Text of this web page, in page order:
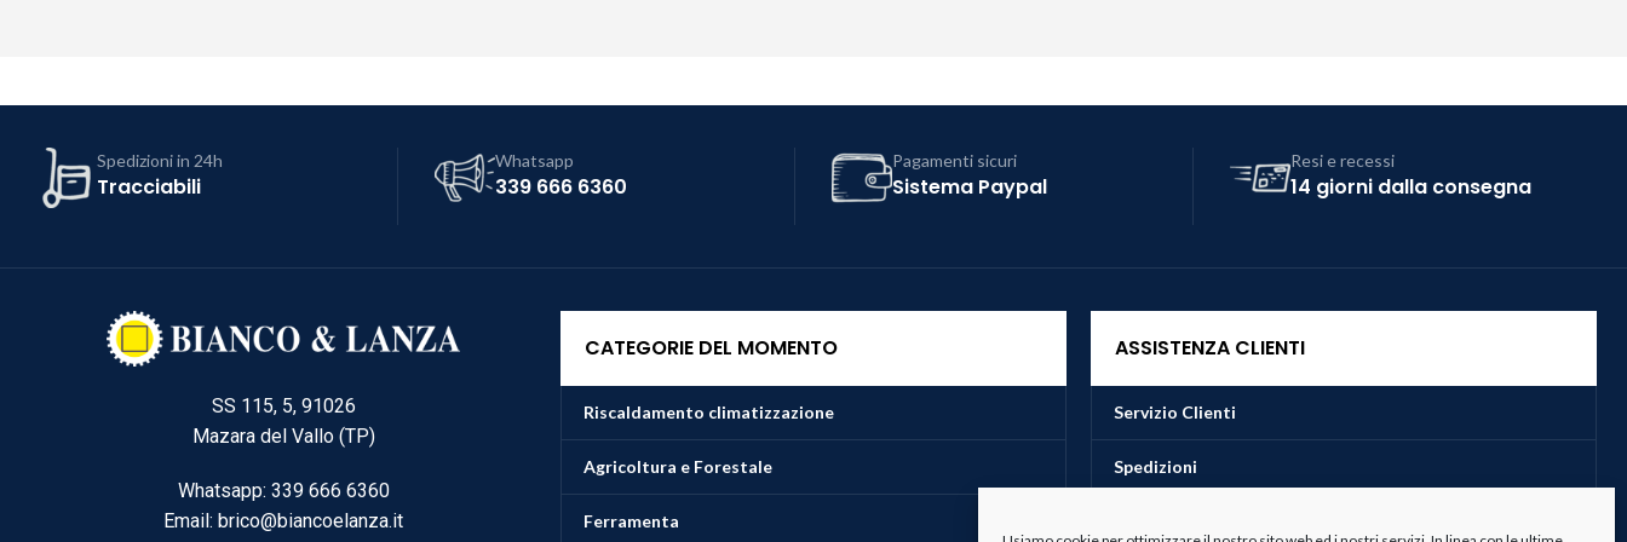
Spedizioni in 24h
Tracciabili
Whatsapp
339 666 6360
Pagamenti sicuri
Sistema Paypal
Resi e recessi
14 giorni dalla consegna
SS 115, 5, 91026
Mazara del Vallo (TP)
Whatsapp: 339 666 6360
Email: brico@biancoelanza.it
CATEGORIE DEL MOMENTO
Riscaldamento climatizzazione
Agricoltura e Forestale
Ferramenta
ASSISTENZA CLIENTI
Servizio Clienti
Spedizioni